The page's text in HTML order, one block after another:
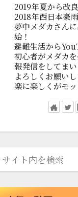
2019年夏から改
2018年西日本豪
夢中メダカさん
始！
避難生活から
初心者がメダカ
報発信をしてまい
よろしくお願いし
楽に楽しくがモッ